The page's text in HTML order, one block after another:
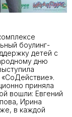
боулинг-
детей с
дню
приняла
вошли: Евгений
Ирина
в каждой